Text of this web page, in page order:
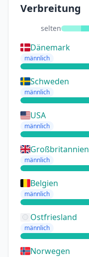
Verbreitung
selten
Dänemark
männlich
Schweden
männlich
USA
männlich
Großbritannien
männlich
Belgien
männlich
Ostfriesland
männlich
Norwegen